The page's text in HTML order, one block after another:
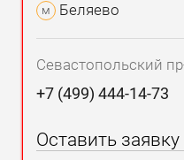
м Беляево
Севастопольский
+7 (499) 444-14-73
Оставить заявку